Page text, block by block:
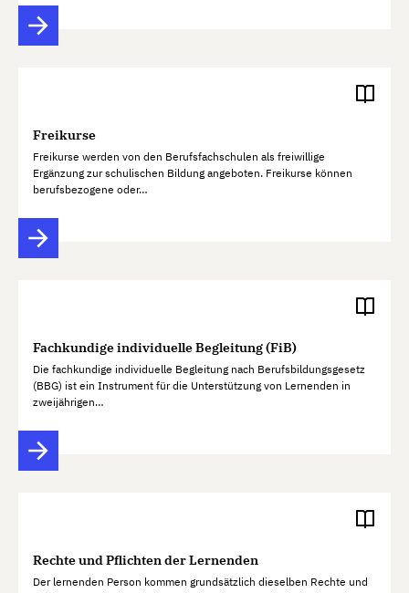
Freikurse
Freikurse werden von den Berufsfachschulen als freiwillige
Ergänzung zur schulischen Bildung angeboten. Freikurse können
berufsbezogene oder…
Fachkundige individuelle Begleitung (FiB)
Die fachkundige individuelle Begleitung nach Berufsbildungsgesetz
(BBG) ist ein Instrument für die Unterstützung von Lernenden in
zweijährigen…
Rechte und Pflichten der Lernenden
Der lernenden Person kommen grundsätzlich dieselben Rechte und